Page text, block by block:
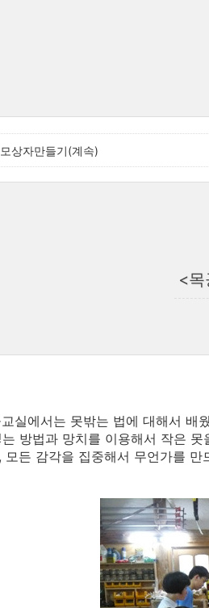
상자만들기(계속)
<
실에서는 못밖는 법에 대해서 배
방법과 망치를 이용해서 작은
모든 감각을 집중해서 무언가를